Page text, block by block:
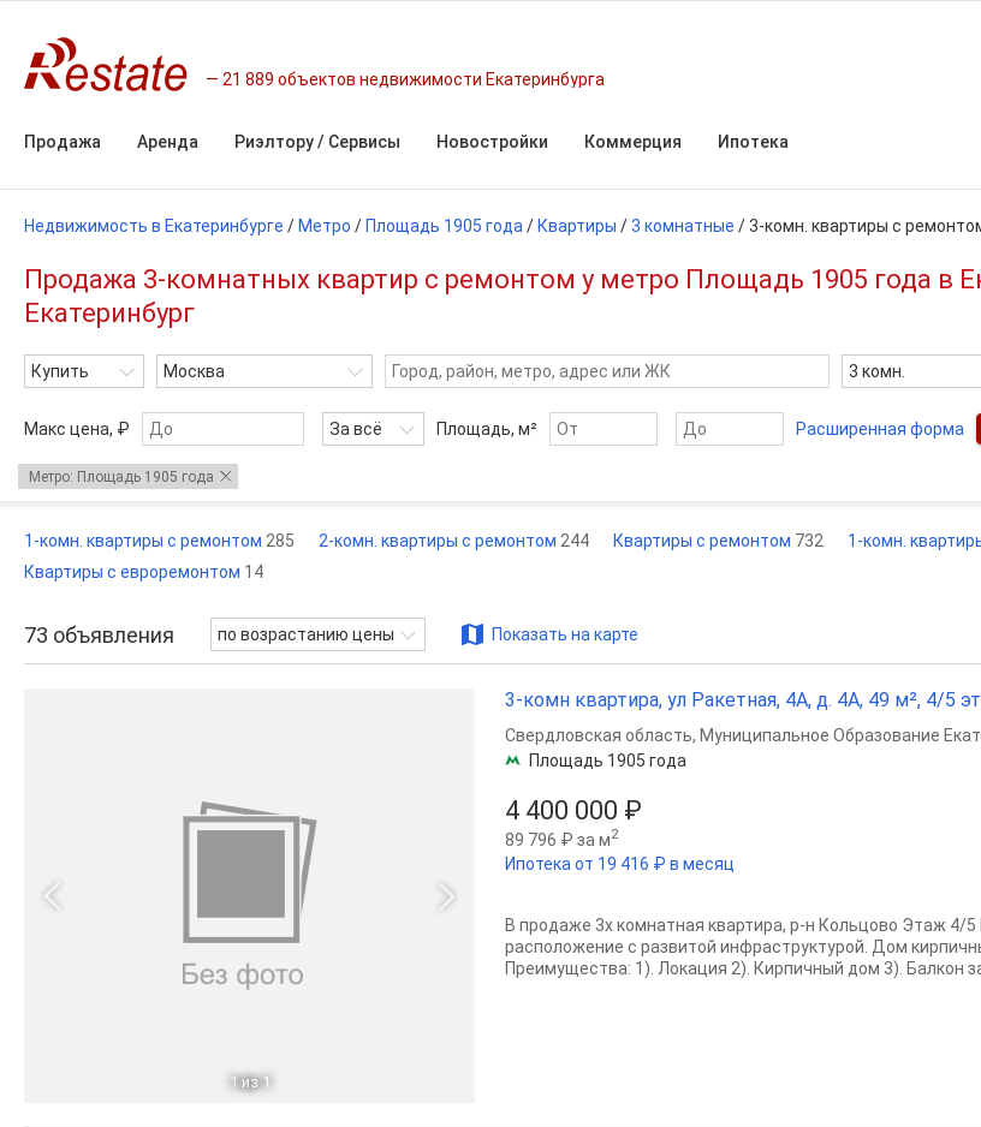
21 889 объектов недвижимости Екатеринбурга
Продажа Аренда Риэлтору / Сервисы Новостройки Коммерция Ипотека
Недвижимость в Екатеринбурге / Метро / Площадь 1905 года / Квартиры /3 комнатные /3-комн. квартиры с
Продажа 3-комнатных квартир с ремонтом у метро Площадь 1905 года в
Екатеринбург
Купить Москва 3 комн.
Макс цена, ₽ За всё Площадь, м² Расширенная форма
Метро: Площадь 1905 года
1-комн. квартиры с ремонтом 285 2-комн. квартиры с ремонтом 244 Квартиры с ремонтом 732 1-комн.
Квартиры с евроремонтом 14
73 объявления по возрастанию цены Показать на карте
1 из 1
3-комн квартира, ул Ракетная, 4А, д. 4А, 49 м², 4/5
4 400 000 ₽
89 796 ₽ за м2
Ипотека от 19 416 ₽ в месяц
Свердловская область, Муниципальное Образование
Площадь 1905 года
В продаже 3х комнатная квaртира, р-н Кольцово Этаж 4/
расположение с развитой инфраструктурой. Дом
Преимущества: 1). Локация 2). Кирпичный дом 3). Балкон